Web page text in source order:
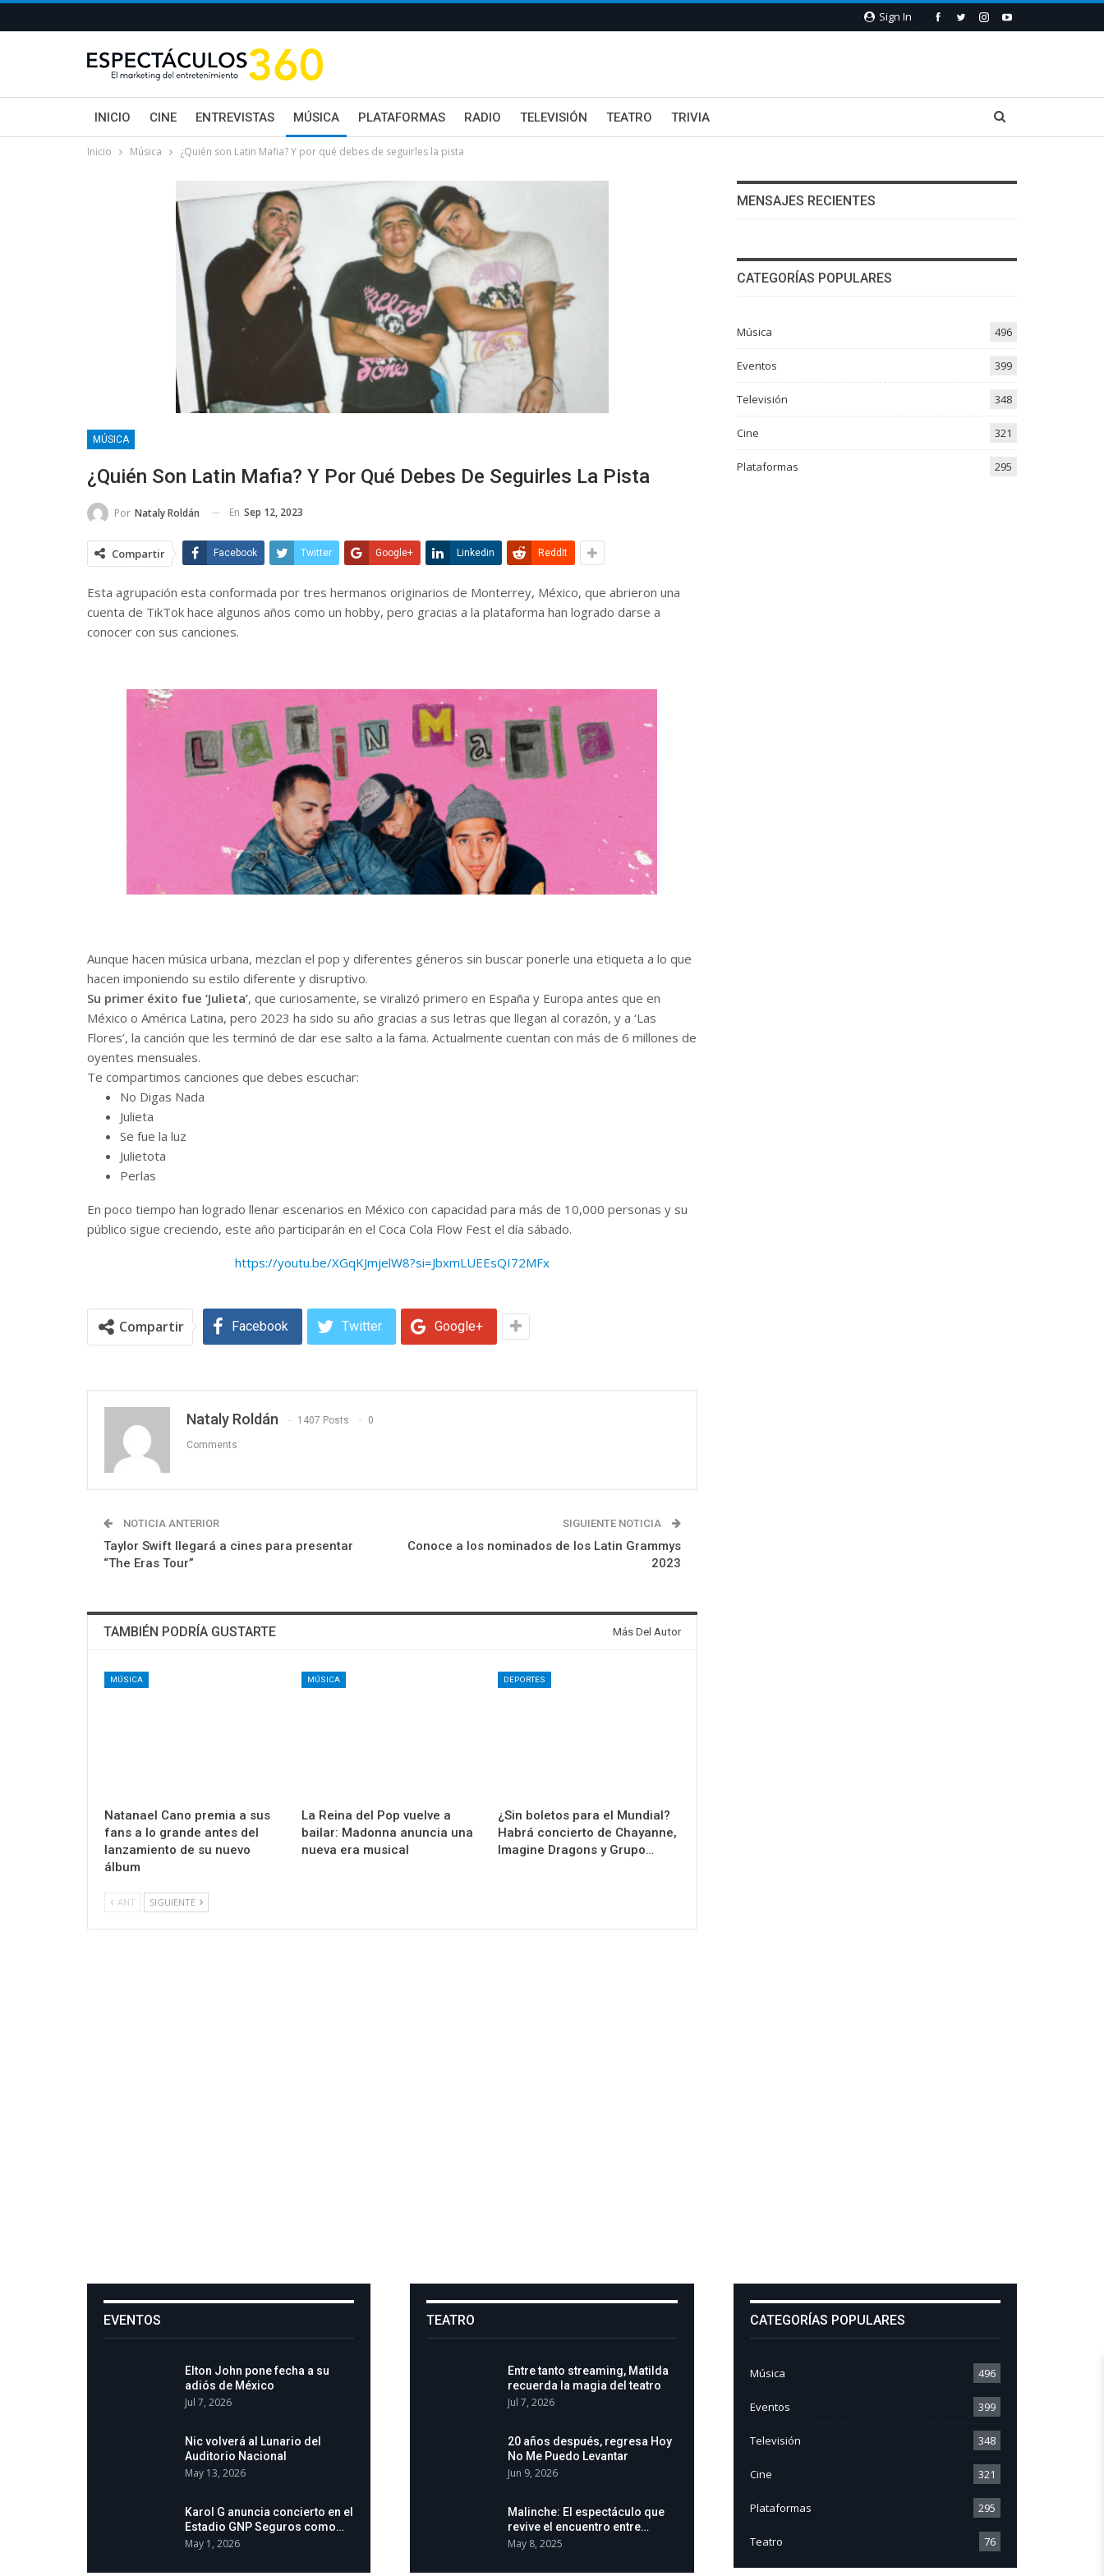
Sign In
INICIO CINE ENTREVISTAS MÚSICA PLATAFORMAS RADIO TELEVISIÓN TEATRO TRIVIA
Inicio Música ¿Quién son Latin Mafia? Y por qué debes de seguirles la pista
MÚSICA
¿Quién Son Latin Mafia? Y Por Qué Debes De Seguirles La Pista
Por Nataly Roldán En Sep 12, 2023
Compartir Facebook Twitter Google+ Linkedin ReddIt
Esta agrupación esta conformada por tres hermanos originarios de Monterrey, México, que abrieron una
cuenta de TikTok hace algunos años como un hobby, pero gracias a la plataforma han logrado darse a
conocer con sus canciones.
Aunque hacen música urbana, mezclan el pop y diferentes géneros sin buscar ponerle una etiqueta a lo que
hacen imponiendo su estilo diferente y disruptivo.
Su primer éxito fue ‘Julieta’, que curiosamente, se viralizó primero en España y Europa antes que en
México o América Latina, pero 2023 ha sido su año gracias a sus letras que llegan al corazón, y a ‘Las
Flores’, la canción que les terminó de dar ese salto a la fama. Actualmente cuentan con más de 6 millones de
oyentes mensuales.
Te compartimos canciones que debes escuchar:
No Digas Nada
Julieta
Se fue la luz
Julietota
Perlas
En poco tiempo han logrado llenar escenarios en México con capacidad para más de 10,000 personas y su
público sigue creciendo, este año participarán en el Coca Cola Flow Fest el día sábado.
https://youtu.be/XGqKJmjelW8?si=JbxmLUEEsQI72MFx
Compartir Facebook Twitter Google+
Nataly Roldán 1407 Posts 0
Comments
NOTICIA ANTERIOR
Taylor Swift llegará a cines para presentar
“The Eras Tour”
SIGUIENTE NOTICIA
Conoce a los nominados de los Latin Grammys
2023
TAMBIÉN PODRÍA GUSTARTE Más Del Autor
MÚSICA
Natanael Cano premia a sus
fans a lo grande antes del
lanzamiento de su nuevo
álbum
MÚSICA
La Reina del Pop vuelve a
bailar: Madonna anuncia una
nueva era musical
DEPORTES
¿Sin boletos para el Mundial?
Habrá concierto de Chayanne,
Imagine Dragons y Grupo…
ANT SIGUIENTE
MENSAJES RECIENTES
CATEGORÍAS POPULARES
Música 496
Eventos 399
Televisión 348
Cine 321
Plataformas 295
EVENTOS
Elton John pone fecha a su
adiós de México
Jul 7, 2026
Nic volverá al Lunario del
Auditorio Nacional
May 13, 2026
Karol G anuncia concierto en el
Estadio GNP Seguros como…
May 1, 2026
TEATRO
Entre tanto streaming, Matilda
recuerda la magia del teatro
Jul 7, 2026
20 años después, regresa Hoy
No Me Puedo Levantar
Jun 9, 2026
Malinche: El espectáculo que
revive el encuentro entre…
May 8, 2025
CATEGORÍAS POPULARES
Música 496
Eventos 399
Televisión 348
Cine 321
Plataformas 295
Teatro 76